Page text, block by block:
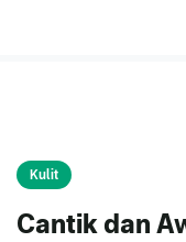
Kulit
Cantik dan